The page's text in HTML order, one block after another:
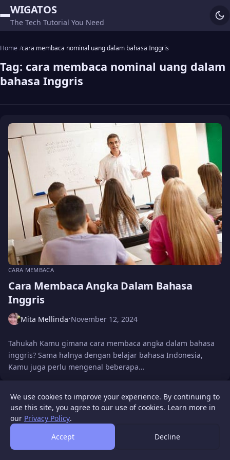
WIGATOS
The Tech Tutorial You Need
Home cara membaca nominal uang dalam bahasa Inggris
Tag: cara membaca nominal uang dalam
bahasa Inggris
CARA MEMBACA
Cara Membaca Angka Dalam Bahasa
Inggris
Mita Mellinda•November 12, 2024
Tahukah Kamu gimana cara membaca angka dalam bahasa
inggris? Sama halnya dengan belajar bahasa Indonesia,
Kamu juga perlu mengenal beberapa…
WIGATOSAboutContact UsDisclaimerPrivacy Policy
We use cookies to improve your experience. By continuing to
use this site, you agree to our use of cookies. Learn more in
our Privacy Policy.
Accept
Decline